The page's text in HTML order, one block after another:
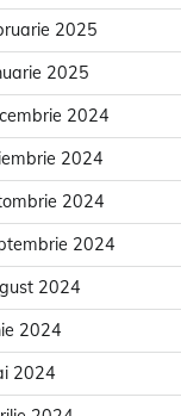
2025
2025
2024
2024
2024
2024
2024
2024
2024